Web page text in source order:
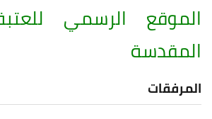
الموقع الرسمي
المقدسة
المرفقات